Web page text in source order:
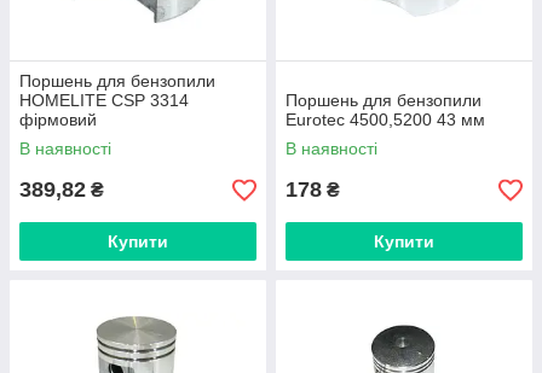
Поршень для бензопили
HOMELITE CSP 3314
фірмовий
В наявності
389,82 ₴
Купити
Поршень для бензопили
Eurotec 4500,5200 43 мм
В наявності
178 ₴
Купити